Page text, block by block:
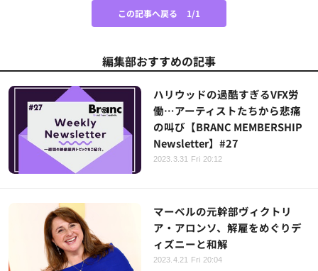
この記事へ戻る 1/1
編集部おすすめの記事
ハリウッドの過酷すぎるVFX労
働…アーティストたちから悲痛
の叫び【BRANC MEMBERSHIP
Newsletter】#27
2023.3.31 Fri 20:12
マーベルの元幹部ヴィクトリ
ア・アロンソ、解雇をめぐりデ
ィズニーと和解
2023.4.21 Fri 20:04